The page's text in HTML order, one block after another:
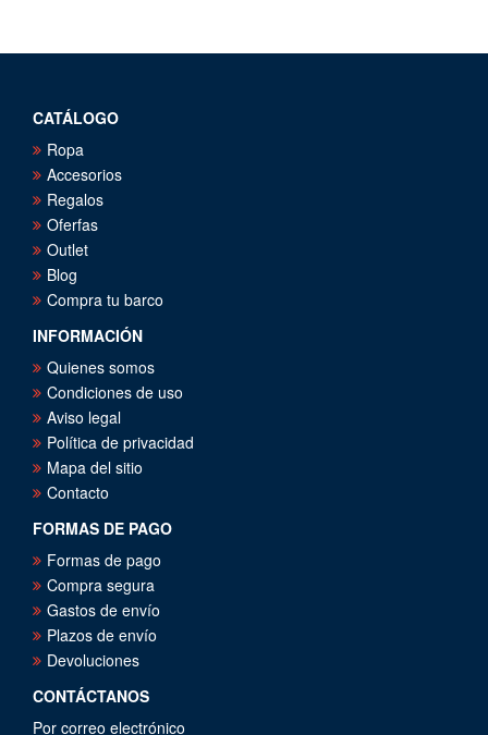
CATÁLOGO
Ropa
Accesorios
Regalos
Oferfas
Outlet
Blog
Compra tu barco
INFORMACIÓN
Quienes somos
Condiciones de uso
Aviso legal
Política de privacidad
Mapa del sitio
Contacto
FORMAS DE PAGO
Formas de pago
Compra segura
Gastos de envío
Plazos de envío
Devoluciones
CONTÁCTANOS
Por correo electrónico